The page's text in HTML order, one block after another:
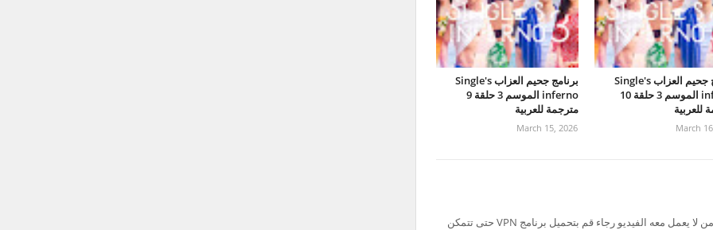
برنامج جحيم العزاب Single's
inferno الموسم 3 حلقة 10
للعربية
March
برنامج جحيم العزاب Single's
inferno الموسم 3 حلقة 9
مترجمة للعربية
March 15, 2026
تم حظر سيرفر Ok.ru في السعودية لذلك من لا يعمل معه الفيديو رجاء قم بتحميل برنامج VPN حتى تتمكن